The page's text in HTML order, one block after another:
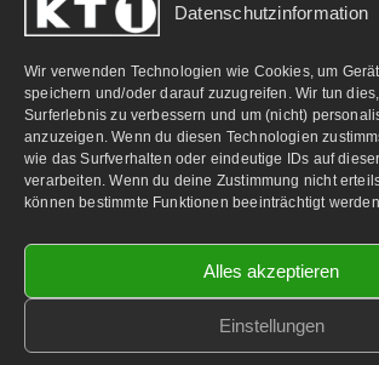
Datenschutzinformation
Wir verwenden Technologien wie Cookies, um
speichern und/oder darauf zuzugreifen. Wir tun
Surferlebnis zu verbessern und um (nicht)
anzuzeigen. Wenn du diesen Technologien
wie das Surfverhalten oder eindeutige IDs auf
verarbeiten. Wenn du deine Zustimmung nicht
können bestimmte Funktionen beeinträchtigt
Alles akzeptieren
Einstellungen
PARTNERLINKS:
2026 KT1 Privatfernsehen - Alle Rechte